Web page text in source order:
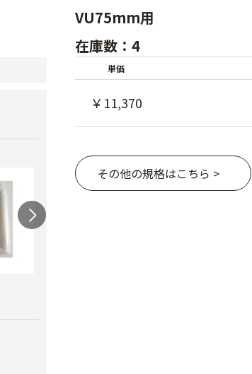
VU75mm用
在庫数：4
単価
￥11,370
その他の規格はこちら >